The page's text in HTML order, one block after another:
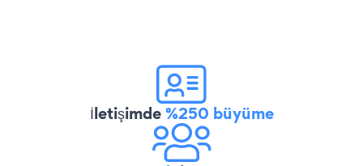
İletişimde%250 büyüme